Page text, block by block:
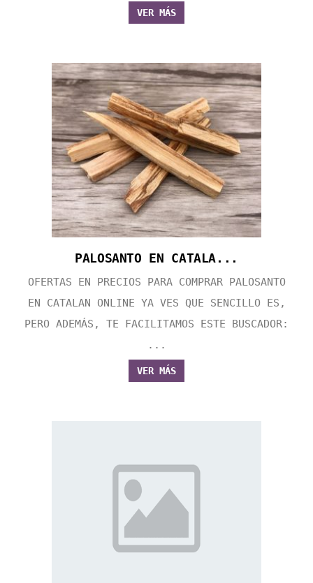
VER MÁS
PALOSANTO EN CATALA...
OFERTAS EN PRECIOS PARA COMPRAR PALOSANTO
EN CATALAN ONLINE YA VES QUE SENCILLO ES,
PERO ADEMÁS, TE FACILITAMOS ESTE BUSCADOR:
...
VER MÁS